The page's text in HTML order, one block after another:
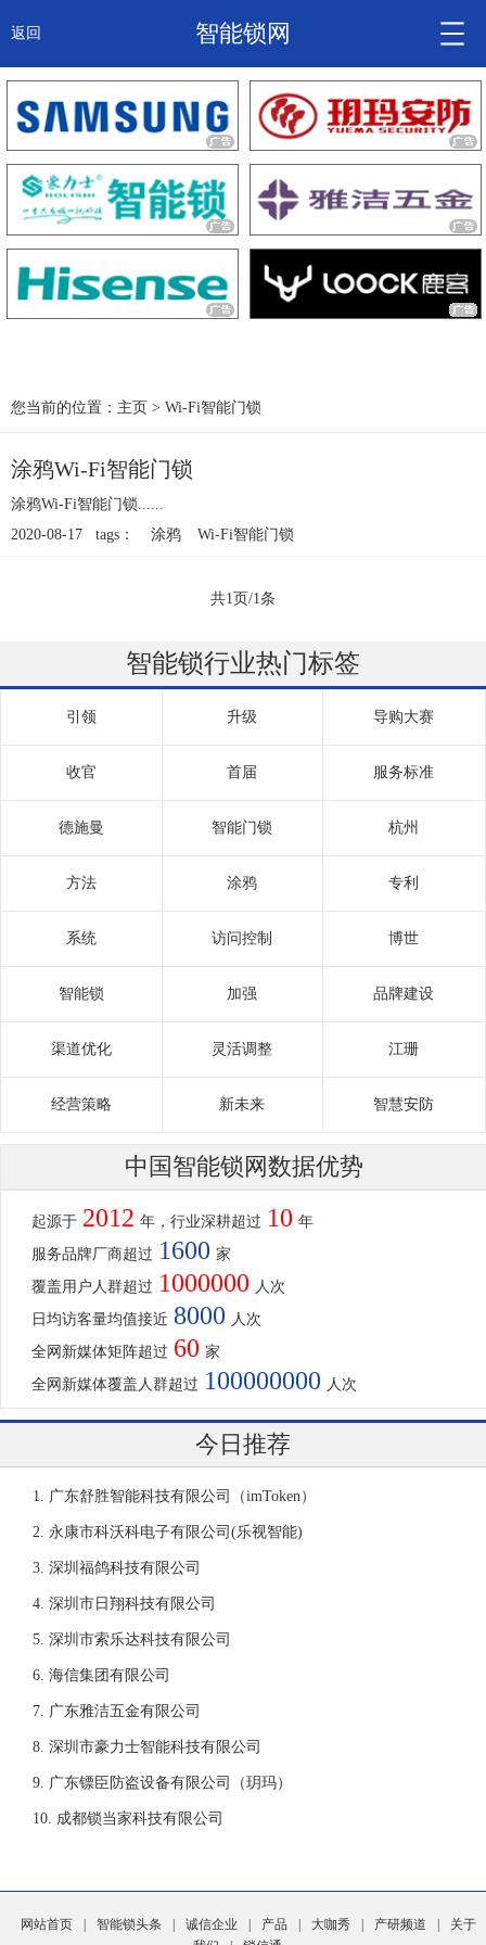
返回 智能锁网
智能锁头条
诚信企业
产品
大咖秀
关于我们
您当前的位置： 主页 > Wi-Fi智能门锁
涂鸦Wi-Fi智能门锁
涂鸦Wi-Fi智能门锁......
2020-08-17 tags：
涂鸦 Wi-Fi智能门锁
共1页/1条
智能锁行业热门标签
引领 升级 导购大赛
收官 首届 服务标准
德施曼 智能门锁 杭州
方法 涂鸦 专利
系统 访问控制 博世
智能锁 加强 品牌建设
渠道优化 灵活调整 江珊
经营策略 新未来 智慧安防
中国智能锁网数据优势
起源于 2012 年，行业深耕超过 10 年
服务品牌厂商超过 1600 家
覆盖用户人群超过 1000000 人次
日均访客量均值接近 8000 人次
全网新媒体矩阵超过 60 家
全网新媒体覆盖人群超过 100000000 人次
今日推荐
广东舒胜智能科技有限公司（imToken）
永康市科沃科电子有限公司(乐视智能)
深圳福鸽科技有限公司
深圳市日翔科技有限公司
深圳市索乐达科技有限公司
海信集团有限公司
广东雅洁五金有限公司
深圳市豪力士智能科技有限公司
广东镖臣防盗设备有限公司（玥玛）
成都锁当家科技有限公司
网站首页 智能锁头条 诚信企业 产品 大咖秀 产研频道
关于